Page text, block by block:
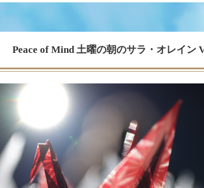
Peace of Mind 土曜の朝のサラ・オレイン